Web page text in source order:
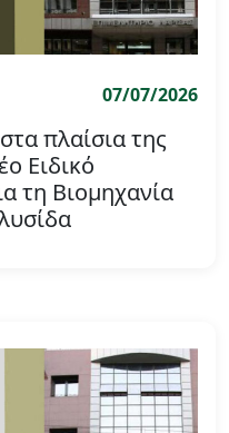
07/07/2026
πλαίσια της
Ειδικό
τη Βιομηχανία